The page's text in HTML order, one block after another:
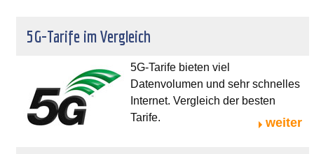
5G-Tarife im Vergleich
5G-Tarife bieten viel
Datenvolumen und sehr schnelles
Internet. Vergleich der besten
Tarife.
weiter